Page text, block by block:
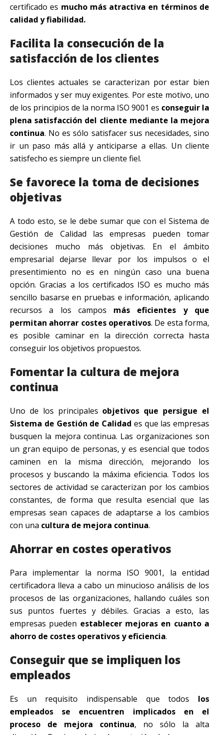
certificado es mucho más atractiva en términos de
calidad y fiabilidad.
Facilita la consecución de la
satisfacción de los clientes
Los clientes actuales se caracterizan por estar bien
informados y ser muy exigentes. Por este motivo, uno
de los principios de la norma ISO 9001 es conseguir la
plena satisfacción del cliente mediante la mejora
continua. No es sólo satisfacer sus necesidades, sino
ir un paso más allá y anticiparse a ellas. Un cliente
satisfecho es siempre un cliente fiel.
Se favorece la toma de decisiones
objetivas
A todo esto, se le debe sumar que con el Sistema de
Gestión de Calidad las empresas pueden tomar
decisiones mucho más objetivas. En el ámbito
empresarial dejarse llevar por los impulsos o el
presentimiento no es en ningún caso una buena
opción. Gracias a los certificados ISO es mucho más
sencillo basarse en pruebas e información, aplicando
recursos a los campos más eficientes y que
permitan ahorrar costes operativos. De esta forma,
es posible caminar en la dirección correcta hasta
conseguir los objetivos propuestos.
Fomentar la cultura de mejora
continua
Uno de los principales objetivos que persigue el
Sistema de Gestión de Calidad es que las empresas
busquen la mejora continua. Las organizaciones son
un gran equipo de personas, y es esencial que todos
caminen en la misma dirección, mejorando los
procesos y buscando la máxima eficiencia. Todos los
sectores de actividad se caracterizan por los cambios
constantes, de forma que resulta esencial que las
empresas sean capaces de adaptarse a los cambios
con una cultura de mejora continua.
Ahorrar en costes operativos
Para implementar la norma ISO 9001, la entidad
certificadora lleva a cabo un minucioso análisis de los
procesos de las organizaciones, hallando cuáles son
sus puntos fuertes y débiles. Gracias a esto, las
empresas pueden establecer mejoras en cuanto a
ahorro de costes operativos y eficiencia.
Conseguir que se impliquen los
empleados
Es un requisito indispensable que todos los
empleados se encuentren implicados en el
proceso de mejora continua, no sólo la alta